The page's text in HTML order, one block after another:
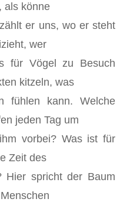
als könne
er uns, wo er steht
wer
Vögel zu Besuch
kitzeln, was
kann. Welche
jeden Tag um
vorbei? Was ist für
Zeit des
spricht der Baum
Menschen